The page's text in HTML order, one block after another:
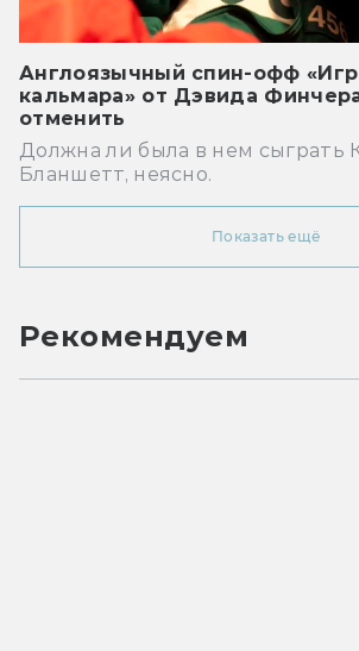
Англоязычный спин-офф
кальмара» от Дэвида
отменить
Должна ли была в нем сыграть
Бланшетт, неясно.
Показать ещё
Рекомендуем